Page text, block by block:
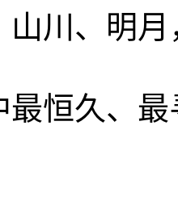
山川、明月
最恒久、